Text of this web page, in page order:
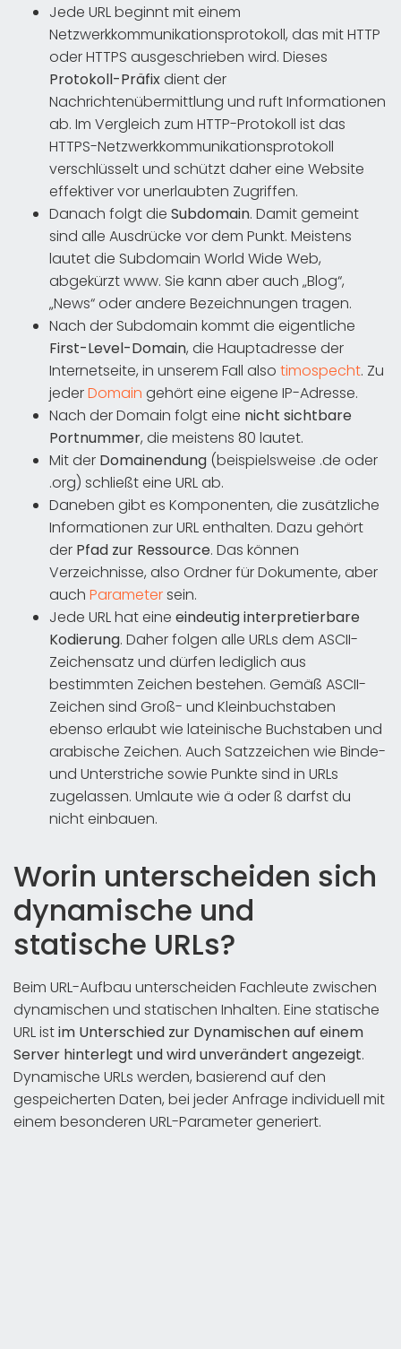
Jede URL beginnt mit einem
Netzwerkkommunikationsprotokoll, das mit HTTP
oder HTTPS ausgeschrieben wird. Dieses
Protokoll-Präfixdient der
Nachrichtenübermittlung und ruft Informationen
ab. Im Vergleich zum HTTP-Protokoll ist das
HTTPS-Netzwerkkommunikationsprotokoll
verschlüsselt und schützt daher eine Website
effektiver vor unerlaubten Zugriffen.
Danach folgt die Subdomain. Damit gemeint
sind alle Ausdrücke vor dem Punkt. Meistens
lautet die Subdomain World Wide Web,
abgekürzt www. Sie kann aber auch „Blog“,
„News“ oder andere Bezeichnungen tragen.
Nach der Subdomain kommt die eigentliche
First-Level-Domain, die Hauptadresse der
Internetseite, in unserem Fall also timospecht. Zu
jederDomain gehört eine eigene IP-Adresse.
Nach der Domain folgt eine nicht sichtbare
Portnummer, die meistens 80 lautet.
Mit der Domainendung (beispielsweise .de oder
.org) schließt eine URL ab.
Daneben gibt es Komponenten, die zusätzliche
Informationen zur URL enthalten. Dazu gehört
der Pfad zur Ressource. Das können
Verzeichnisse, also Ordner für Dokumente, aber
auch Parametersein.
Jede URL hat eine eindeutig interpretierbare
Kodierung. Daher folgen alle URLs dem ASCII-
Zeichensatz und dürfen lediglich aus
bestimmten Zeichen bestehen. Gemäß ASCII-
Zeichen sind Groß- und Kleinbuchstaben
ebenso erlaubt wie lateinische Buchstaben und
arabische Zeichen. Auch Satzzeichen wie Binde-
und Unterstriche sowie Punkte sind in URLs
zugelassen. Umlaute wie ä oder ß darfst du
nicht einbauen.
Worin unterscheiden sich
dynamische und
statische URLs?
Beim URL-Aufbau unterscheiden Fachleute zwischen
dynamischen und statischen Inhalten. Eine statische
URL istim Unterschied zur Dynamischen auf einem
Server hinterlegt und wird unverändert angezeigt.
Dynamische URLs werden, basierend auf den
gespeicherten Daten, bei jeder Anfrage individuell mit
einem besonderen URL-Parameter generiert.